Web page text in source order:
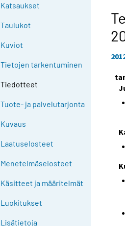
Katsaukset
Taulukot
Kuviot
Tietojen tarkentuminen
Tiedotteet
Tuote- ja palvelutarjonta
Kuvaus
Laatuselosteet
Menetelmäselosteet
Käsitteet ja määritelmät
Luokitukset
Lisätietoja